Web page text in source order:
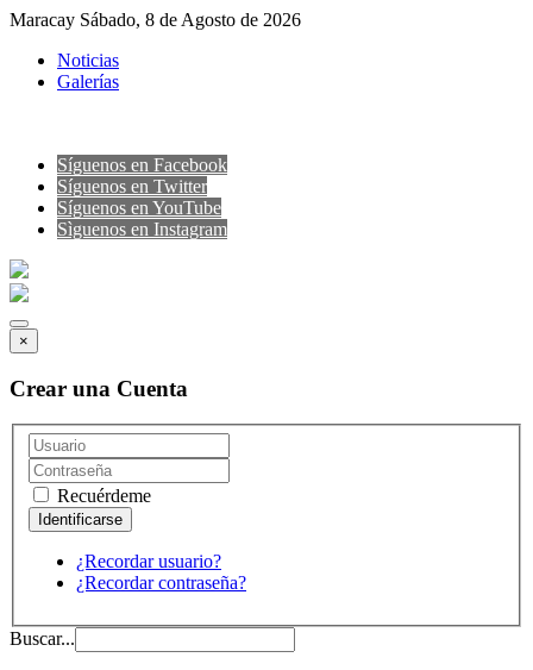
Maracay Sábado, 8 de Agosto de 2026
Noticias
Galerías
Síguenos en Facebook
Síguenos en Twitter
Síguenos en YouTube
Sìguenos en Instagram
×
Crear una Cuenta
Recuérdeme
¿Recordar usuario?
¿Recordar contraseña?
Buscar...